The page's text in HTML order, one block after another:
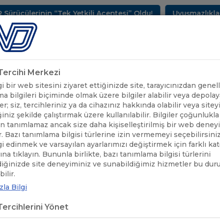
“Tek Yetkili Acentesi” Oldu! Uyuşmazlıkların
SEKTÖREL BİLGİLER UND YAYINLARI
ÖNEMLİ DUYURULAR / 10-16 EKİM TARİHLERİNDE AVRUPA
EKİM TARİHLERİNDE AVRUPA
Merkezi
bir web sitesini ziyaret ettiğinizde site, tarayıcınızdan
bilgileri biçiminde olmak üzere bilgiler alabilir veya
siz, tercihleriniz ya da cihazınız hakkında olabilir veya siteyi
şekilde çalıştırmak üzere kullanılabilir. Bilgiler
tanımlamaz ancak size daha kişiselleştirilmiş bir web
Bazı tanımlama bilgisi türlerine izin vermemeyi
edinmek ve varsayılan ayarlarımızı değiştirmek için farklı
tıklayın. Bununla birlikte, bazı tanımlama bilgisi türlerini
site deneyiminiz ve sunabildiğimiz hizmetler bu
Bilgi
Yönet